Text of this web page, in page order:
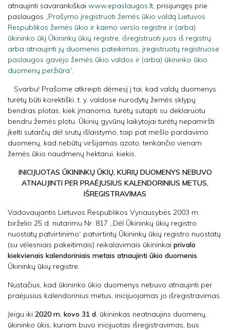
atnaujinti savarankiškai www.epaslaugos.lt, prisijungęs prie
paslaugos „Prašymo įregistruoti žemės ūkio valdą Lietuvos
Respublikos žemės ūkio ir kaimo verslo registre ir (arba)
ūkininko ūkį Ūkininkų ūkių registre, išregistruoti juos iš registrų
arba atnaujinti jų duomenis pateikimas, įregistruotų registruose
paslaugos gavėjo žemės ūkio valdos ir (arba) ūkininko ūkio
duomenų peržiūra“.
Svarbu! Prašome atkreipti dėmesį į tai, kad valdų duomenys
turėtų būti korektiški, t. y. valdose nurodytų žemės sklypų
bendras plotas, kiek įmanoma, turėtų sutapti su deklaruotu
bendru žemės plotu. Ūkinių gyvūnų laikytojai turėtų nepamiršti
įkelti sutarčių dėl srutų išlaistymo, taip pat mėšlo pardavimo
duomenų, kad nebūtų viršijamas azoto, tenkančio vienam
žemės ūkio naudmenų hektarui, kiekis.
INICIJUOTAS ŪKININKŲ ŪKIŲ, KURIŲ DUOMENYS NEBUVO
ATNAUJINTI PER PRAĖJUSIUS KALENDORINIUS METUS,
IŠREGISTRAVIMAS
Vadovaujantis Lietuvos Respublikos Vyriausybės 2003 m.
birželio 25 d. nutarimu Nr. 817 ,,Dėl Ūkininkų ūkių registro
nuostatų patvirtinimo“ patvirtintų Ūkininkų ūkių registro nuostatų
(su vėlesniais pakeitimais) reikalavimais ūkininkai privalo
kiekvienais kalendoriniais metais atnaujinti ūkio duomenis
Ūkininkų ūkių registre.
Nustačius, kad ūkininko ūkio duomenys nebuvo atnaujinti per
praėjusius kalendorinius metus, inicijuojamas jo išregistravimas.
Jeigu iki 2020 m. kovo 31 d. ūkininkas neatnaujins duomenų,
ūkininko ūkis, kuriam buvo inicijuotas išregistravimas, bus